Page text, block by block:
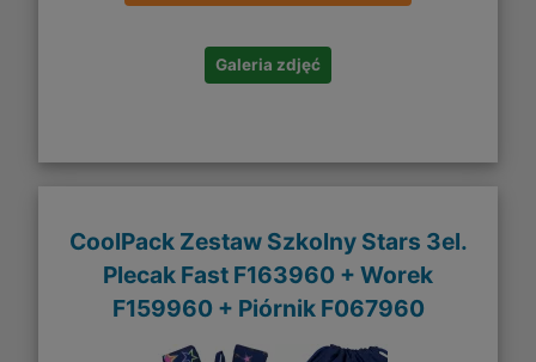
Galeria zdjęć
CoolPack Zestaw Szkolny Stars 3el.
Plecak Fast F163960 + Worek
F159960 + Piórnik F067960